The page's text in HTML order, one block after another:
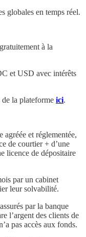
globales en temps réel.
à la
et USD avec intérêts
la plateforme ici.
et réglementée,
de courtier + d’une
licence de dépositaire
par un cabinet
leur solvabilité.
par la banque
l’argent des clients de
pas accès aux fonds.